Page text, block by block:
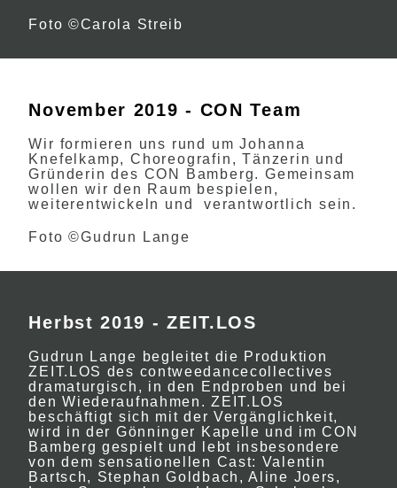
Foto ©Carola Streib
November 2019 - CON Team
Wir formieren uns rund um Johanna
Knefelkamp, Choreografin, Tänzerin und
Gründerin des CON Bamberg. Gemeinsam
wollen wir den Raum bespielen,
weiterentwickeln und verantwortlich sein.
Foto ©Gudrun Lange
Herbst 2019 - ZEIT.LOS
Gudrun Lange begleitet die Produktion
ZEIT.LOS des contweedancecollectives
dramaturgisch, in den Endproben und bei
den Wiederaufnahmen. ZEIT.LOS
beschäftigt sich mit der Vergänglichkeit,
wird in der Gönninger Kapelle und im CON
Bamberg gespielt und lebt insbesondere
von dem sensationellen Cast: Valentin
Bartsch, Stephan Goldbach, Aline Joers,